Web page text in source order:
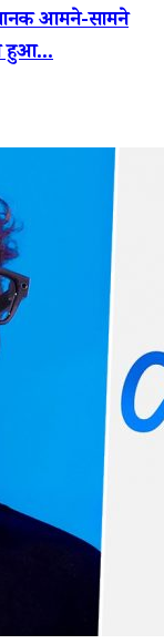
आमने-सामने
हुआ...